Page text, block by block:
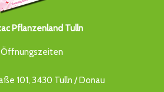
Pflanzenland Tulln
Öffnungszeiten
101, 3430 Tulln / Donau